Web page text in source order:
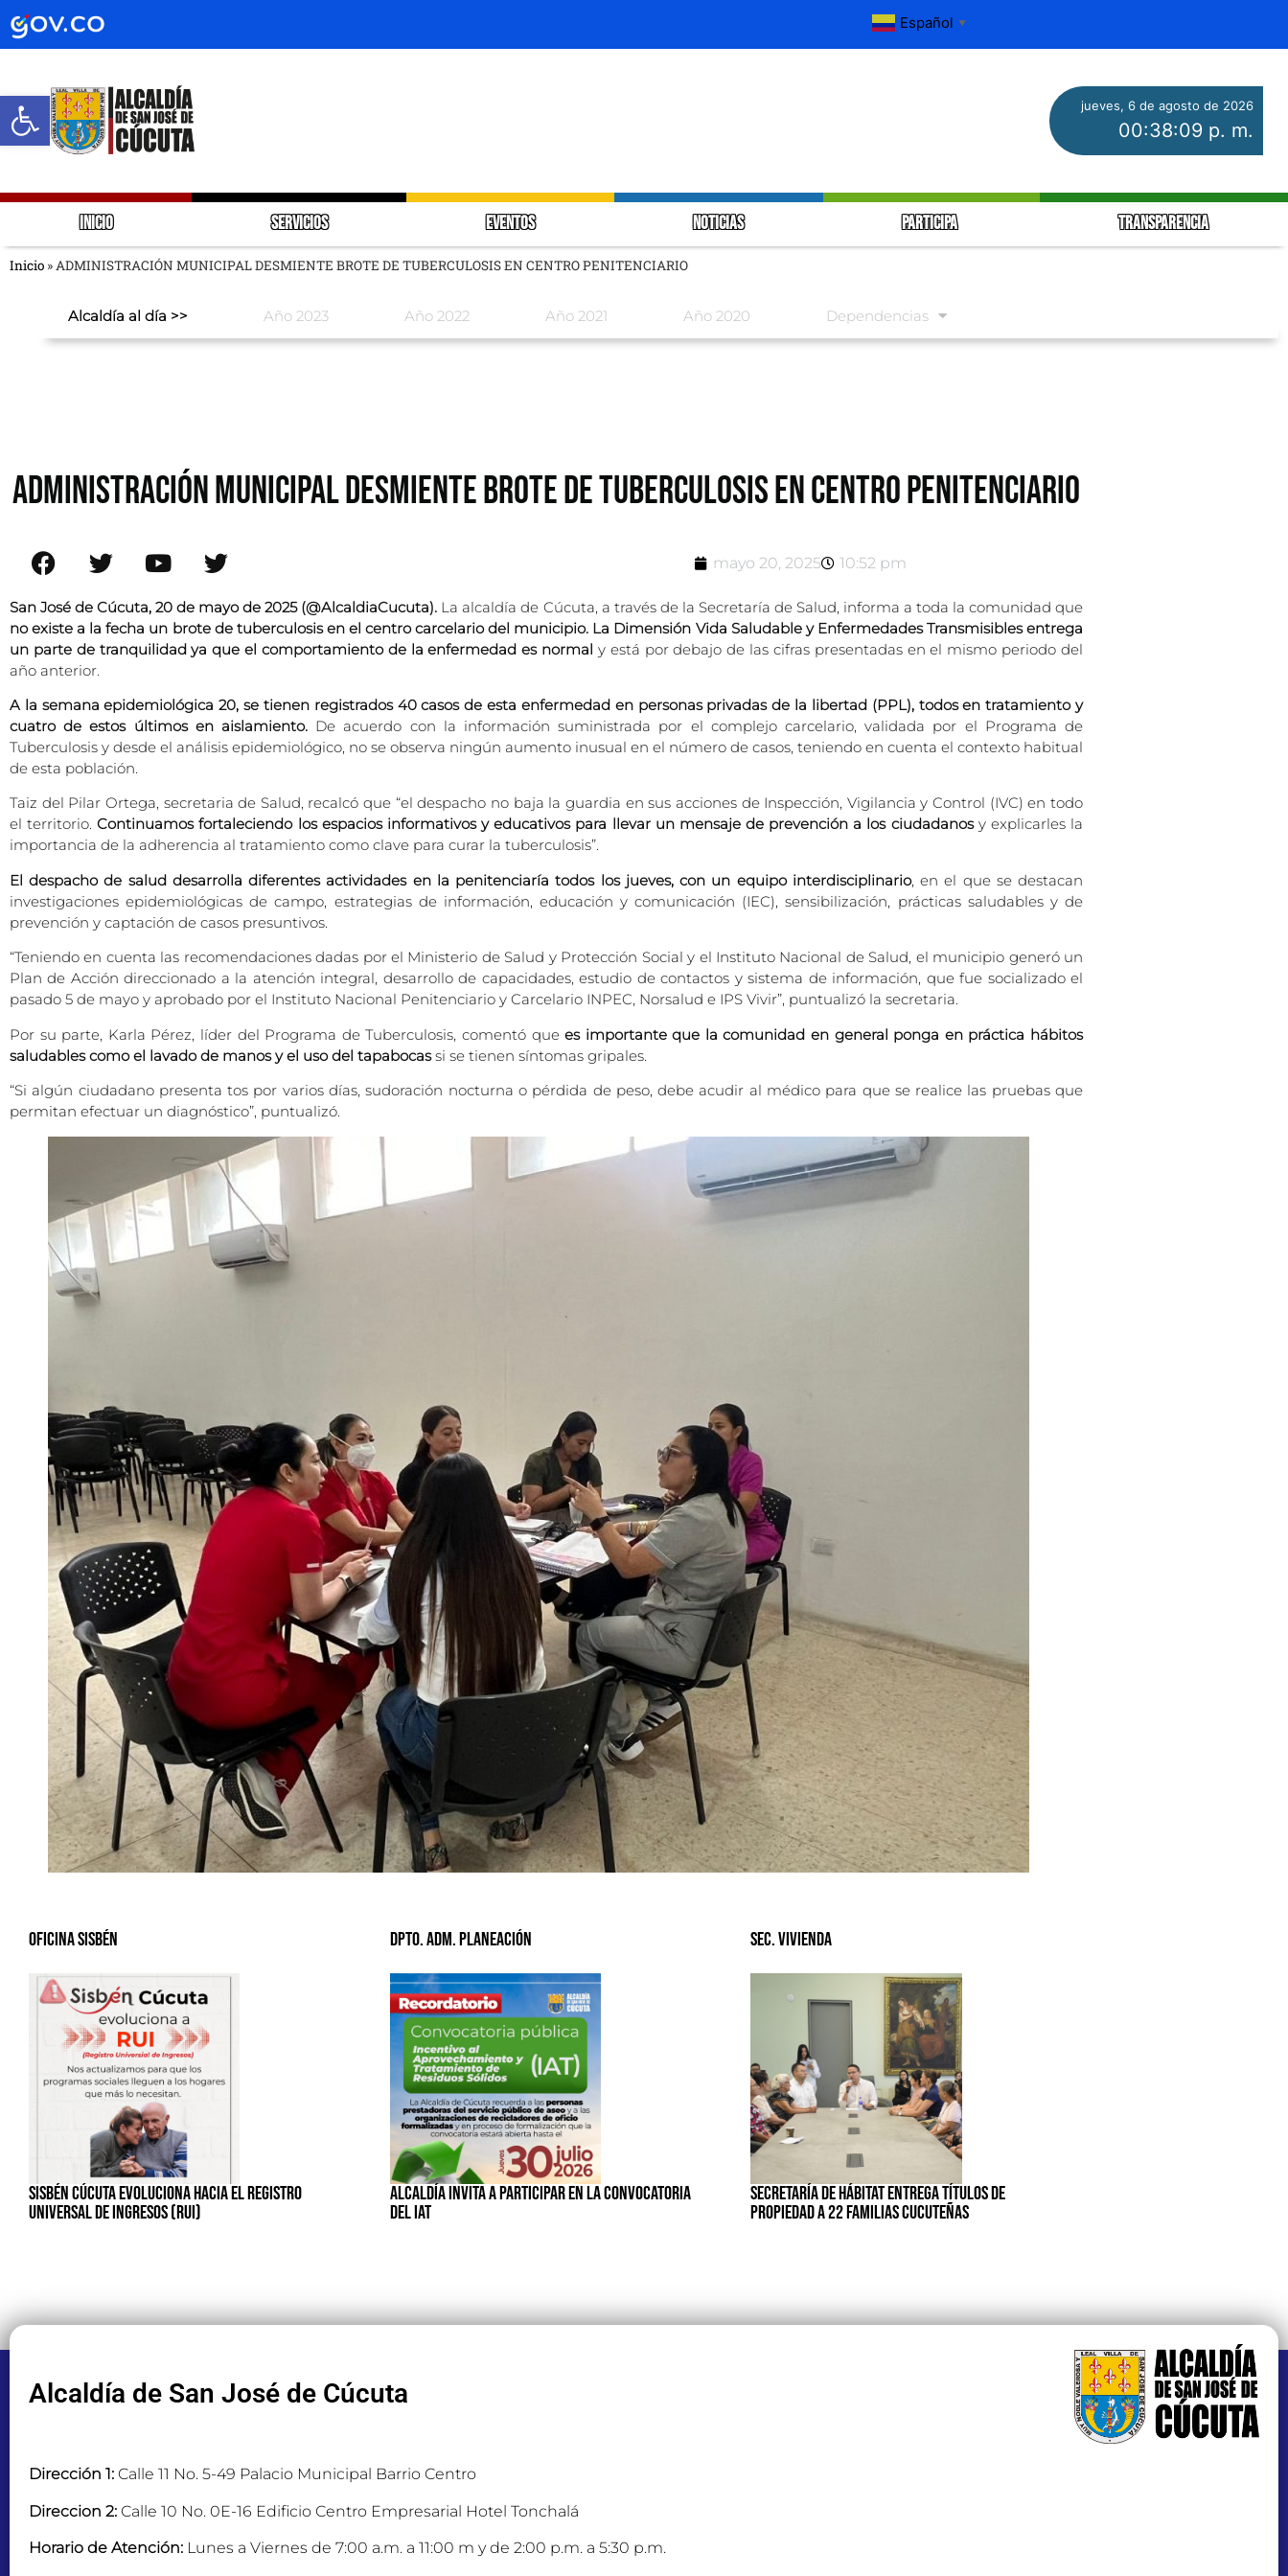
Abrir barra de herramientas
Español ▼
jueves, 6 de agosto de 2026
00:38:10 p. m.
INICIO SERVICIOS EVENTOS NOTICIAS PARTICIPA TRANSPARENCIA
Inicio » ADMINISTRACIÓN MUNICIPAL DESMIENTE BROTE DE TUBERCULOSIS EN CENTRO PENITENCIARIO
Alcaldía al día >> Año 2023 Año 2022 Año 2021 Año 2020 Dependencias
ADMINISTRACIÓN MUNICIPAL DESMIENTE BROTE DE TUBERCULOSIS EN CENTRO PENITENCIARIO
mayo 20, 2025 10:52 pm
San José de Cúcuta, 20 de mayo de 2025 (@AlcaldiaCucuta). La alcaldía de Cúcuta, a través de la Secretaría de Salud, informa a toda la comunidad que
no existe a la fecha un brote de tuberculosis en el centro carcelario del municipio. La Dimensión Vida Saludable y Enfermedades Transmisibles entrega
un parte de tranquilidad ya que el comportamiento de la enfermedad es normal y está por debajo de las cifras presentadas en el mismo periodo del
año anterior.
A la semana epidemiológica 20, se tienen registrados 40 casos de esta enfermedad en personas privadas de la libertad (PPL), todos en tratamiento y
cuatro de estos últimos en aislamiento. De acuerdo con la información suministrada por el complejo carcelario, validada por el Programa de
Tuberculosis y desde el análisis epidemiológico, no se observa ningún aumento inusual en el número de casos, teniendo en cuenta el contexto habitual
de esta población.
Taiz del Pilar Ortega, secretaria de Salud, recalcó que “el despacho no baja la guardia en sus acciones de Inspección, Vigilancia y Control (IVC) en todo
el territorio.Continuamos fortaleciendo los espacios informativos y educativos para llevar un mensaje de prevención a los ciudadanosy explicarles la
importancia de la adherencia al tratamiento como clave para curar la tuberculosis”.
El despacho de salud desarrolla diferentes actividades en la penitenciaría todos los jueves, con un equipo interdisciplinario, en el que se destacan
investigaciones epidemiológicas de campo, estrategias de información, educación y comunicación (IEC), sensibilización, prácticas saludables y de
prevención y captación de casos presuntivos.
“Teniendo en cuenta las recomendaciones dadas por el Ministerio de Salud y Protección Social y el Instituto Nacional de Salud, el municipio generó un
Plan de Acción direccionado a la atención integral, desarrollo de capacidades, estudio de contactos y sistema de información, que fue socializado el
pasado 5 de mayo y aprobado por el Instituto Nacional Penitenciario y Carcelario INPEC, Norsalud e IPS Vivir”, puntualizó la secretaria.
Por su parte, Karla Pérez, líder del Programa de Tuberculosis, comentó quees importante que la comunidad en general ponga en práctica hábitos
saludables como el lavado de manos y el uso del tapabocassi se tienen síntomas gripales.
“Si algún ciudadano presenta tos por varios días, sudoración nocturna o pérdida de peso, debe acudir al médico para que se realice las pruebas que
permitan efectuar un diagnóstico”, puntualizó.
Oficina Sisbén
SISBÉN CÚCUTA EVOLUCIONA HACIA EL REGISTRO
UNIVERSAL DE INGRESOS (RUI)
Dpto. Adm. Planeación
ALCALDÍA INVITA A PARTICIPAR EN LA CONVOCATORIA
DEL IAT
Sec. Vivienda
SECRETARÍA DE HÁBITAT ENTREGA TÍTULOS DE
PROPIEDAD A 22 FAMILIAS CUCUTEÑAS
Alcaldía de San José de Cúcuta
Dirección 1: Calle 11 No. 5-49 Palacio Municipal Barrio Centro
Direccion 2: Calle 10 No. 0E-16 Edificio Centro Empresarial Hotel Tonchalá
Horario de Atención: Lunes a Viernes de 7:00 a.m. a 11:00 m y de 2:00 p.m. a 5:30 p.m.